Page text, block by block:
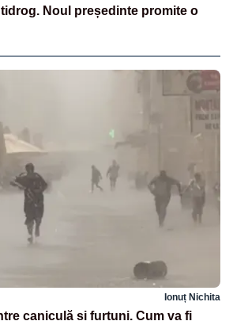
Noul președinte promite o
Ionuț Nichita
caniculă și furtuni. Cum va fi